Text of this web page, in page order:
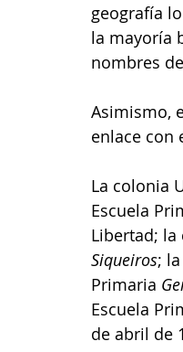
geografía
la mayoría
nombres
Asimismo,
enlace con
La colonia
Escuela
Libertad; la
Siqueiros;
Primaria
Escuela
de abril de